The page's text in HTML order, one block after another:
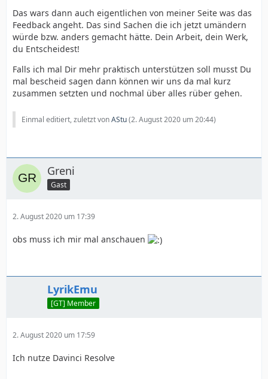
Das wars dann auch eigentlichen von meiner Seite was das
Feedback angeht. Das sind Sachen die ich jetzt umändern
würde bzw. anders gemacht hätte. Dein Arbeit, dein Werk,
du Entscheidest!
Falls ich mal Dir mehr praktisch unterstützen soll musst Du
mal bescheid sagen dann können wir uns da mal kurz
zusammen setzten und nochmal über alles rüber gehen.
Einmal editiert, zuletzt vonAStu(2. August 2020 um 20:44)
Greni
Gast
2. August 2020 um 17:39
obs muss ich mir mal anschauen
LyrikEmu
[GT] Member
2. August 2020 um 17:59
Ich nutze Davinci Resolve